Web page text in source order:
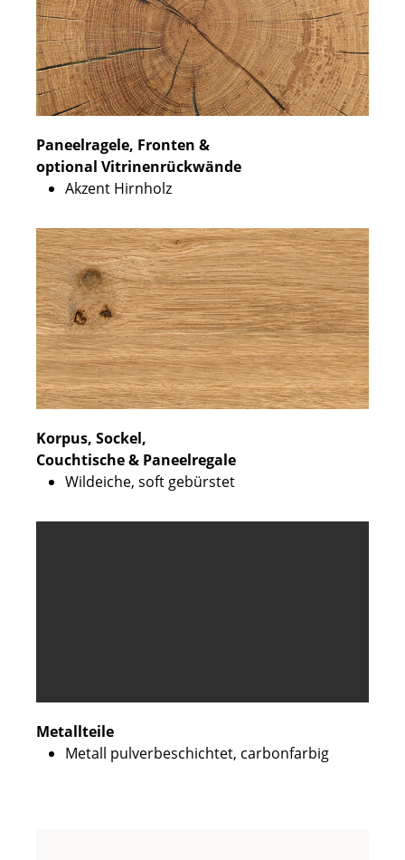
Paneelragele, Fronten &
optional Vitrinenrückwände
Akzent Hirnholz
Korpus, Sockel,
Couchtische & Paneelregale
Wildeiche, soft gebürstet
Metallteile
Metall pulverbeschichtet, carbonfarbig